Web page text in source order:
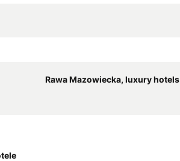
Rawa Mazowiecka, luxury hotels